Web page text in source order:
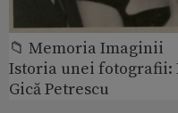
📁 Memoria Imaginii
Istoria unei fotografii:
Gică Petrescu